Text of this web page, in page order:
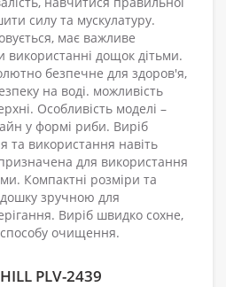
силу та мускулатуру.
має важливе
дощок дітьми.
безпечне для здоров'я,
на воді. можливість
Особливість моделі –
у формі риби. Виріб
та використання навіть
для використання
Компактні розміри та
зручною для
Виріб швидко сохне,
очищення.
PLV-2439